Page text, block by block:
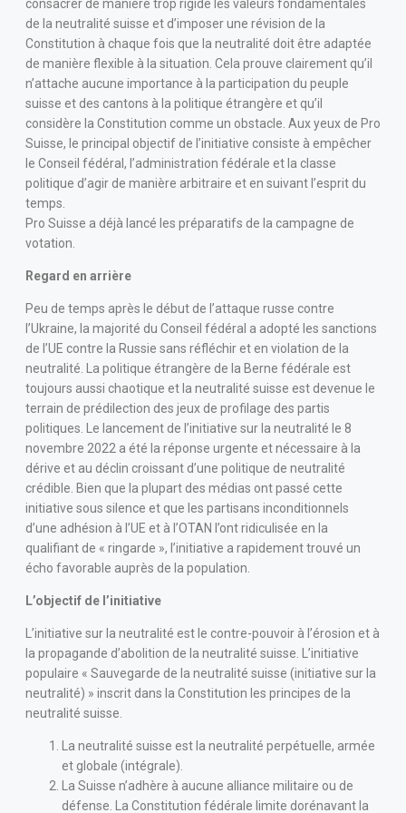
consacrer de manière trop rigide les valeurs fondamentales
de la neutralité suisse et d’imposer une révision de la
Constitution à chaque fois que la neutralité doit être adaptée
de manière flexible à la situation. Cela prouve clairement qu’il
n’attache aucune importance à la participation du peuple
suisse et des cantons à la politique étrangère et qu’il
considère la Constitution comme un obstacle. Aux yeux de Pro
Suisse, le principal objectif de l’initiative consiste à empêcher
le Conseil fédéral, l’administration fédérale et la classe
politique d’agir de manière arbitraire et en suivant l’esprit du
temps.
Pro Suisse a déjà lancé les préparatifs de la campagne de
votation.
Regard en arrière
Peu de temps après le début de l’attaque russe contre
l’Ukraine, la majorité du Conseil fédéral a adopté les sanctions
de l’UE contre la Russie sans réfléchir et en violation de la
neutralité. La politique étrangère de la Berne fédérale est
toujours aussi chaotique et la neutralité suisse est devenue le
terrain de prédilection des jeux de profilage des partis
politiques. Le lancement de l’initiative sur la neutralité le 8
novembre 2022 a été la réponse urgente et nécessaire à la
dérive et au déclin croissant d’une politique de neutralité
crédible. Bien que la plupart des médias ont passé cette
initiative sous silence et que les partisans inconditionnels
d’une adhésion à l’UE et à l’OTAN l’ont ridiculisée en la
qualifiant de « ringarde », l’initiative a rapidement trouvé un
écho favorable auprès de la population.
L’objectif de l’initiative
L’initiative sur la neutralité est le contre-pouvoir à l’érosion et à
la propagande d’abolition de la neutralité suisse. L’initiative
populaire « Sauvegarde de la neutralité suisse (initiative sur la
neutralité) » inscrit dans la Constitution les principes de la
neutralité suisse.
La neutralité suisse est la neutralité perpétuelle, armée
et globale (intégrale).
La Suisse n’adhère à aucune alliance militaire ou de
défense. La Constitution fédérale limite dorénavant la